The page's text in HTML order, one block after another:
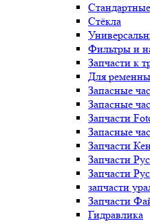
Стёкла
Фильтры и
Запчасти к
Для
Запасные
Запасные
Запчасти
Запасные
Запчасти
Запчасти
Запчасти
запчасти
Запчасти
Гидравлика